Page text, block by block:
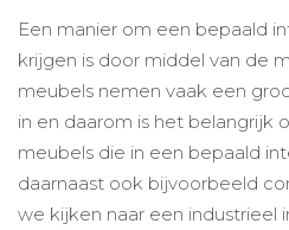
Een manier om een bepaald
krijgen is door middel van de
meubels nemen vaak een
in en daarom is het belangrijk
meubels die in een bepaald
daarnaast ook bijvoorbeeld
we kijken naar een industrieel